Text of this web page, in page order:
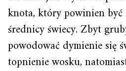
knota, który powinien być
średnicy świecy. Zbyt
powodować dymienie się
topnienie wosku,